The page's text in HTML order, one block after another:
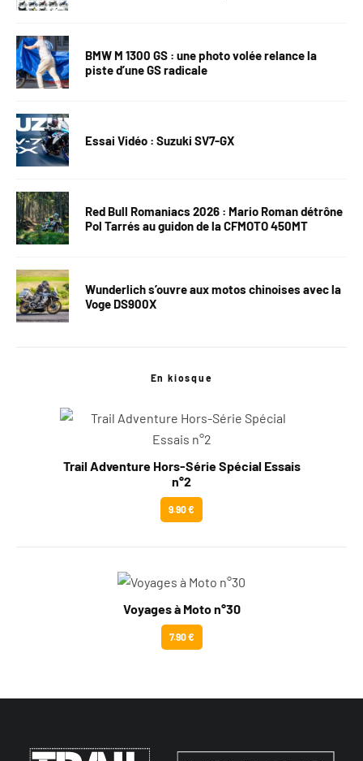
BMW M 1300 GS : une photo volée relance la
piste d’une GS radicale
Essai Vidéo : Suzuki SV7-GX
Red Bull Romaniacs 2026 : Mario Roman détrône
Pol Tarrés au guidon de la CFMOTO 450MT
Wunderlich s’ouvre aux motos chinoises avec la
Voge DS900X
En kiosque
Trail Adventure Hors-Série Spécial Essais
n°2
9.90 €
Voyages à Moto n°30
7.90 €